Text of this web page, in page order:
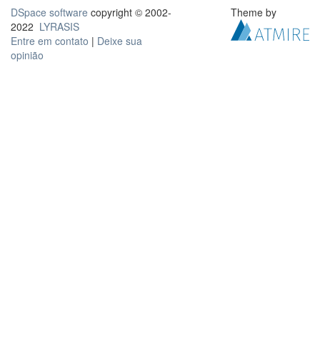
DSpace software copyright © 2002-
2022 LYRASIS
Entre em contato | Deixe sua
opinião
Theme by